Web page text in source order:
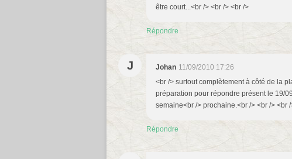
être court...<br /> <br /> <br />
Répondre
J Johan 11/09/2010 17:26
<br /> surtout complètement à côté de la
préparation pour répondre présent le 19/
semaine<br /> prochaine.<br /> <br /> <br /
Répondre